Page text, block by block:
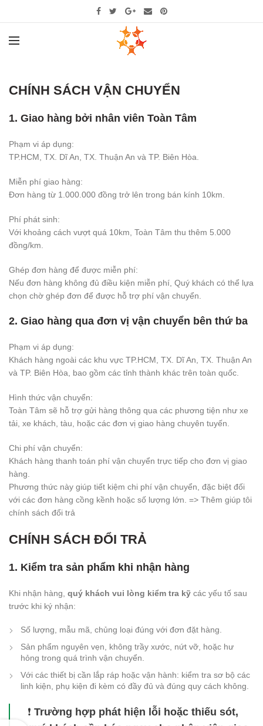
CHÍNH SÁCH VẬN CHUYỂN
1. Giao hàng bởi nhân viên Toàn Tâm
Phạm vi áp dụng:
TP.HCM, TX. Dĩ An, TX. Thuận An và TP. Biên Hòa.
Miễn phí giao hàng:
Đơn hàng từ 1.000.000 đồng trở lên trong bán kính 10km.
Phí phát sinh:
Với khoảng cách vượt quá 10km, Toàn Tâm thu thêm 5.000
đồng/km.
Ghép đơn hàng để được miễn phí:
Nếu đơn hàng không đủ điều kiện miễn phí, Quý khách có thể lựa
chọn chờ ghép đơn để được hỗ trợ phí vận chuyển.
2. Giao hàng qua đơn vị vận chuyển bên thứ ba
Phạm vi áp dụng:
Khách hàng ngoài các khu vực TP.HCM, TX. Dĩ An, TX. Thuận An
và TP. Biên Hòa, bao gồm các tỉnh thành khác trên toàn quốc.
Hình thức vận chuyển:
Toàn Tâm sẽ hỗ trợ gửi hàng thông qua các phương tiện như xe
tải, xe khách, tàu, hoặc các đơn vị giao hàng chuyên tuyến.
Chi phí vận chuyển:
Khách hàng thanh toán phí vận chuyển trực tiếp cho đơn vị giao
hàng.
Phương thức này giúp tiết kiệm chi phí vận chuyển, đặc biệt đối
với các đơn hàng cồng kềnh hoặc số lượng lớn. => Thêm giúp tôi
chính sách đổi trả
CHÍNH SÁCH ĐỔI TRẢ
1. Kiểm tra sản phẩm khi nhận hàng
Khi nhận hàng, quý khách vui lòng kiểm tra kỹ các yếu tố sau
trước khi ký nhận:
Số lượng, mẫu mã, chủng loại đúng với đơn đặt hàng.
Sản phẩm nguyên vẹn, không trầy xước, nứt vỡ, hoặc hư
hỏng trong quá trình vận chuyển.
Với các thiết bị cần lắp ráp hoặc vận hành: kiểm tra sơ bộ các
linh kiện, phụ kiện đi kèm có đầy đủ và đúng quy cách không.
❗ Trường hợp phát hiện lỗi hoặc thiếu sót,